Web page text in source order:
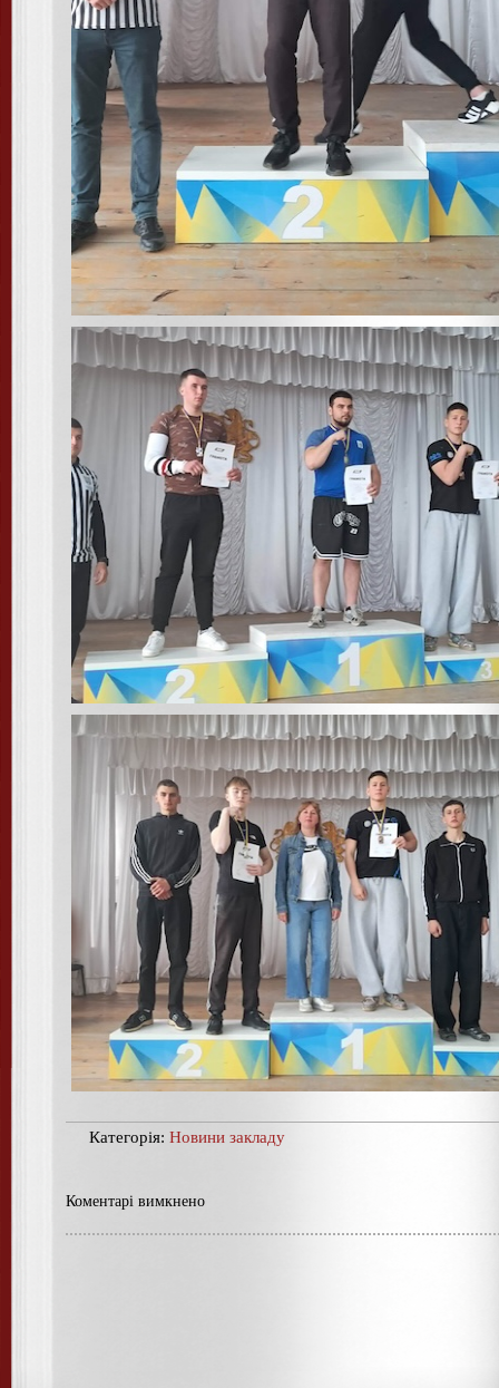
Категорія: Новини закладу
Коментарі вимкнено